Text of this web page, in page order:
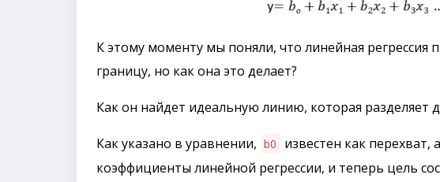
К этому моменту мы поняли, что линейная регрессия
границу, но как она это делает?
Как он найдет идеальную линию, которая разделяет
Как указано в уравнении, b0 известен как перехват, а
коэффициенты линейной регрессии, и теперь цель